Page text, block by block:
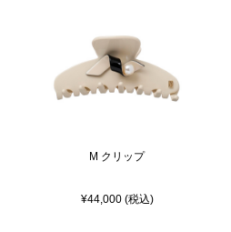
M クリップ
¥44,000 (税込)